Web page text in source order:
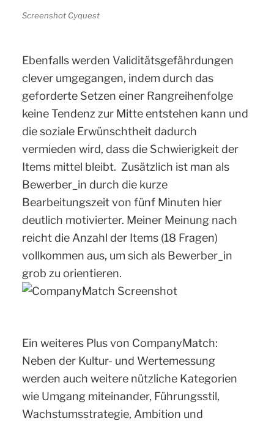
Screenshot Cyquest
Ebenfalls werden Validitätsgefährdungen
clever umgegangen, indem durch das
geforderte Setzen einer Rangreihenfolge
keine Tendenz zur Mitte entstehen kann und
die soziale Erwünschtheit dadurch
vermieden wird, dass die Schwierigkeit der
Items mittel bleibt. Zusätzlich ist man als
Bewerber_in durch die kurze
Bearbeitungszeit von fünf Minuten hier
deutlich motivierter. Meiner Meinung nach
reicht die Anzahl der Items (18 Fragen)
vollkommen aus, um sich als Bewerber_in
grob zu orientieren.
Ein weiteres Plus von CompanyMatch:
Neben der Kultur- und Wertemessung
werden auch weitere nützliche Kategorien
wie Umgang miteinander, Führungsstil,
Wachstumsstrategie, Ambition und